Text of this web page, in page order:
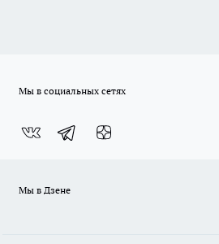
Мы в социальных сетях
Мы в Дзене